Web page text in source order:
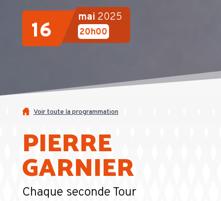
16
mai 2025
20h00
Voir toute la programmation
PIERRE
GARNIER
Chaque seconde Tour